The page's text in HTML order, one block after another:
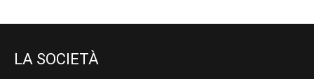
LA SOCIETÀ